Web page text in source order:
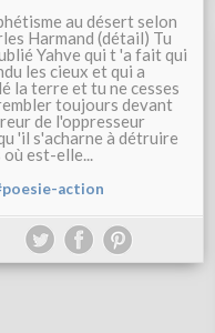
au désert selon
Harmand (détail) Tu
Yahve qui t 'a fait qui
les cieux et qui a
la terre et tu ne cesses
toujours devant
de l'oppresseur
'il s'acharne à détruire
où est-elle...
action